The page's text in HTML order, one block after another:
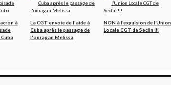
à
La CGT envoie de l'aide à
Cuba après le passage de
l'ouragan Melissa
NON à l’expulsion de l’Union
Locale CGT de Seclin !!!